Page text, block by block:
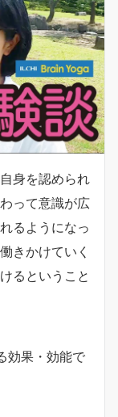
身を認められ
って意識が広
るようになっ
きかけていく
るということ
効果・効能で